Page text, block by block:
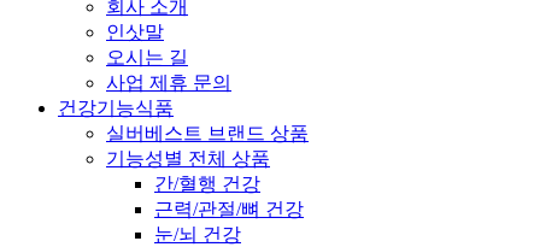
회사 소개
인삿말
오시는 길
사업 제휴 문의
건강기능식품
실버베스트 브랜드 상품
기능성별 전체 상품
간/혈행 건강
근력/관절/뼈 건강
눈/뇌 건강